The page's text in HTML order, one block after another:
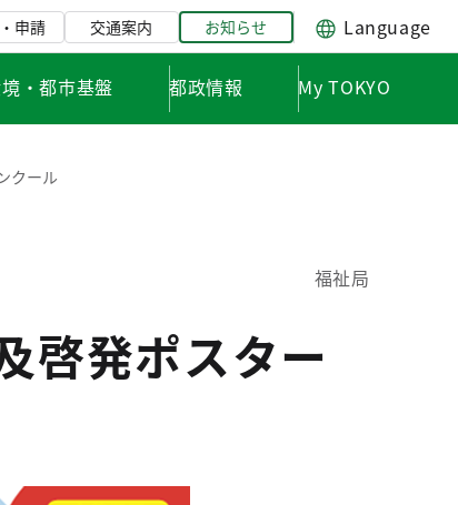
申請 交通案内 お知らせ Language
・都市基盤 都政情報 My TOKYO
クール
福祉局
啓発ポスター